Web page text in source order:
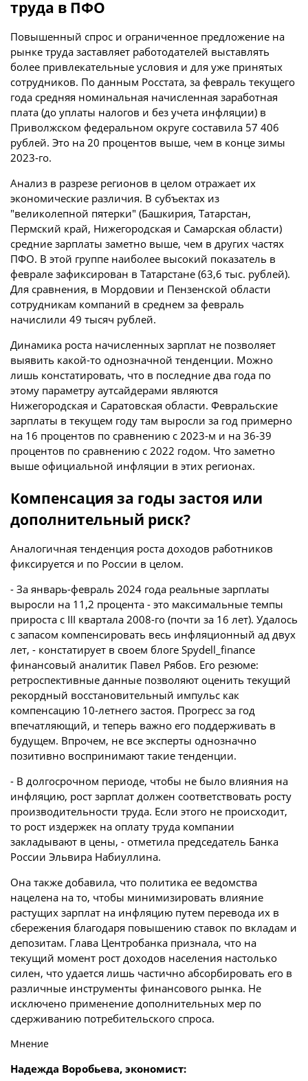
труда в ПФО
Повышенный спрос и ограниченное предложение на
рынке труда заставляет работодателей выставлять
более привлекательные условия и для уже принятых
сотрудников. По данным Росстата, за февраль текущего
года средняя номинальная начисленная заработная
плата (до уплаты налогов и без учета инфляции) в
Приволжском федеральном округе составила 57 406
рублей. Это на 20 процентов выше, чем в конце зимы
2023-го.
Анализ в разрезе регионов в целом отражает их
экономические различия. В субъектах из
"великолепной пятерки" (Башкирия, Татарстан,
Пермский край, Нижегородская и Самарская области)
средние зарплаты заметно выше, чем в других частях
ПФО. В этой группе наиболее высокий показатель в
феврале зафиксирован в Татарстане (63,6 тыс. рублей).
Для сравнения, в Мордовии и Пензенской области
сотрудникам компаний в среднем за февраль
начислили 49 тысяч рублей.
Динамика роста начисленных зарплат не позволяет
выявить какой-то однозначной тенденции. Можно
лишь констатировать, что в последние два года по
этому параметру аутсайдерами являются
Нижегородская и Саратовская области. Февральские
зарплаты в текущем году там выросли за год примерно
на 16 процентов по сравнению с 2023-м и на 36-39
процентов по сравнению с 2022 годом. Что заметно
выше официальной инфляции в этих регионах.
Компенсация за годы застоя или
дополнительный риск?
Аналогичная тенденция роста доходов работников
фиксируется и по России в целом.
- За январь-февраль 2024 года реальные зарплаты
выросли на 11,2 процента - это максимальные темпы
прироста с III квартала 2008-го (почти за 16 лет). Удалось
с запасом компенсировать весь инфляционный ад двух
лет, - констатирует в своем блоге Spydell_finance
финансовый аналитик Павел Рябов. Его резюме:
ретроспективные данные позволяют оценить текущий
рекордный восстановительный импульс как
компенсацию 10-летнего застоя. Прогресс за год
впечатляющий, и теперь важно его поддерживать в
будущем. Впрочем, не все эксперты однозначно
позитивно воспринимают такие тенденции.
- В долгосрочном периоде, чтобы не было влияния на
инфляцию, рост зарплат должен соответствовать росту
производительности труда. Если этого не происходит,
то рост издержек на оплату труда компании
закладывают в цены, - отметила председатель Банка
России Эльвира Набиуллина.
Она также добавила, что политика ее ведомства
нацелена на то, чтобы минимизировать влияние
растущих зарплат на инфляцию путем перевода их в
сбережения благодаря повышению ставок по вкладам и
депозитам. Глава Центробанка признала, что на
текущий момент рост доходов населения настолько
силен, что удается лишь частично абсорбировать его в
различные инструменты финансового рынка. Не
исключено применение дополнительных мер по
сдерживанию потребительского спроса.
Мнение
Надежда Воробьева, экономист: